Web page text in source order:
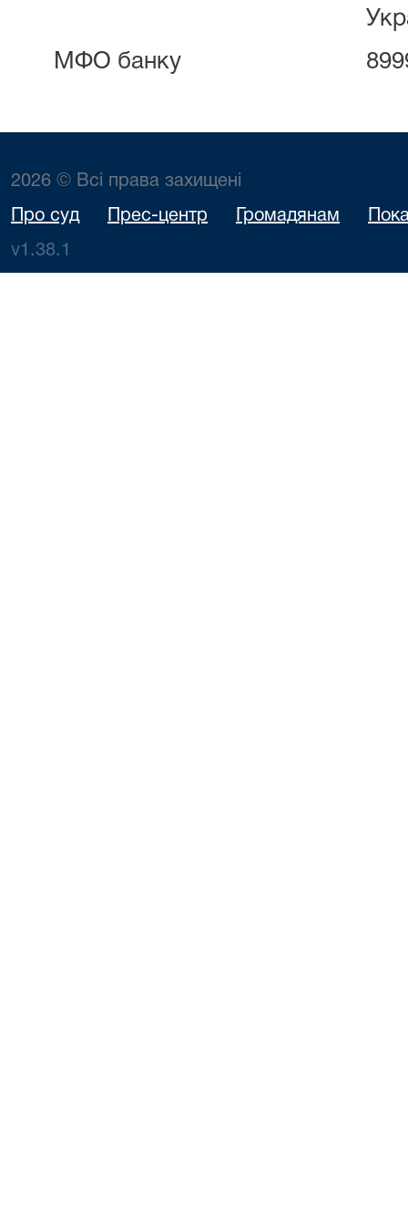
України
МФО банку
2026 © Всі права захищені
Про суд Прес-центр Громадянам
v1.38.1